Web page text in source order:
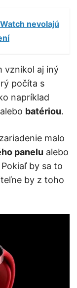
nevolajú
vznikol aj iný
počíta s
napríklad
alebo batériou.
malo
panelu alebo
Pokiaľ by sa to
by z toho